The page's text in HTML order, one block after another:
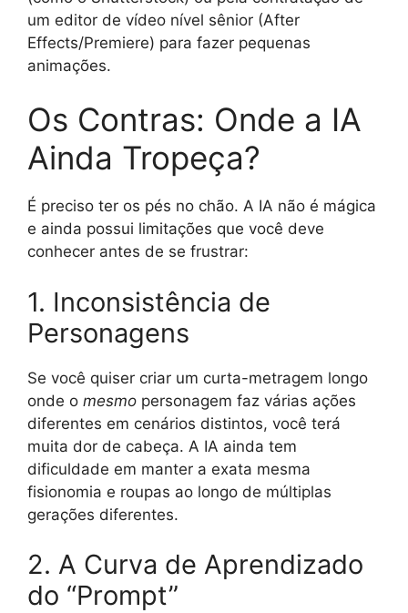
um editor de vídeo nível sênior (After
Effects/Premiere) para fazer pequenas
animações.
Os Contras: Onde a IA
Ainda Tropeça?
É preciso ter os pés no chão. A IA não é mágica
e ainda possui limitações que você deve
conhecer antes de se frustrar:
1. Inconsistência de
Personagens
Se você quiser criar um curta-metragem longo
onde o mesmo personagem faz várias ações
diferentes em cenários distintos, você terá
muita dor de cabeça. A IA ainda tem
dificuldade em manter a exata mesma
fisionomia e roupas ao longo de múltiplas
gerações diferentes.
2. A Curva de Aprendizado
do “Prompt”